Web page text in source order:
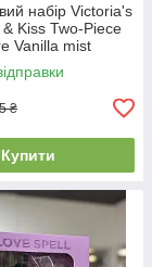
набір Victoria's
Kiss Two-Piece
Vanilla mist
₴
Купити